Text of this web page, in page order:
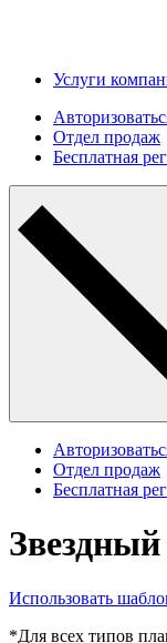
Услуги
Отдел продаж
Бесплатная
Отдел продаж
Бесплатная
Использовать
*Для всех типов